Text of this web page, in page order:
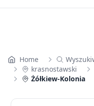
Home
krasnostawski
Żółkiew-Kolonia